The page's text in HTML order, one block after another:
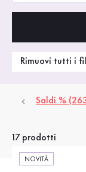
Rimuovi tutti i
Saldi %
17 prodotti
NOVITÀ